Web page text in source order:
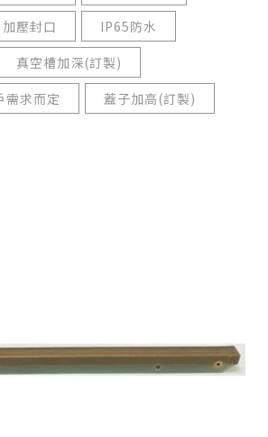
加壓封口
IP65防水
真空槽加深(訂製)
需求而定
蓋子加高(訂製)